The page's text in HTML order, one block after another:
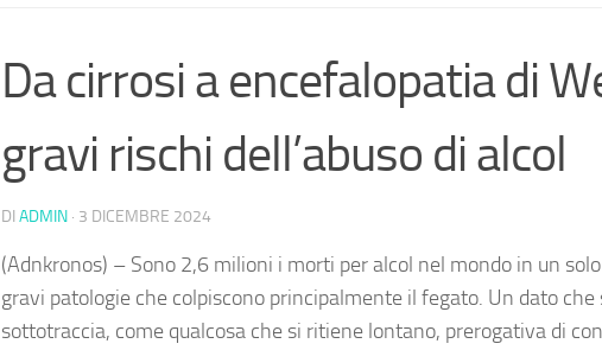
Da cirrosi a encefalopatia di
gravi rischi dell’abuso di alcol
DI ADMIN · 3 DICEMBRE 2024
(Adnkronos) – Sono 2,6 milioni i morti per alcol nel mondo in un
gravi patologie che colpiscono principalmente il fegato. Un dato che
sottotraccia, come qualcosa che si ritiene lontano, prerogativa di